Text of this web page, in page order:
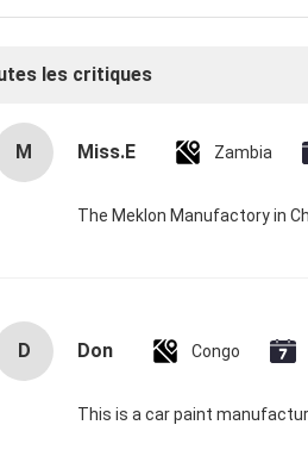
les critiques
M Miss.E Zambia
The Meklon Manufactory in
D Don Congo
This is a car paint